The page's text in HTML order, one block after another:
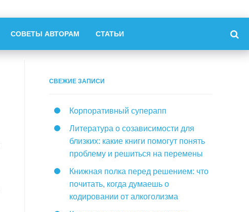
СОВЕТЫ АВТОРАМ СТАТЬИ
СВЕЖИЕ ЗАПИСИ
Корпоративный суперапп
Литература о созависимости для
близких: какие книги помогут понять
проблему и решиться на перемены
Книжная полка перед решением: что
почитать, когда думаешь о
кодировании от алкоголизма